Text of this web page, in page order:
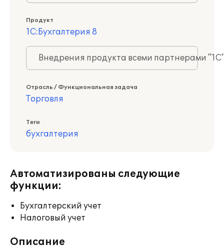
Продукт
1С:Бухгалтерия 8
Внедрения продукта всеми партнерами
Отрасль / Функциональная задача
Торговля
Теги
бухгалтерия
Автоматизированы следующие
функции:
Бухгалтерский учет
Налоговый учет
Описание